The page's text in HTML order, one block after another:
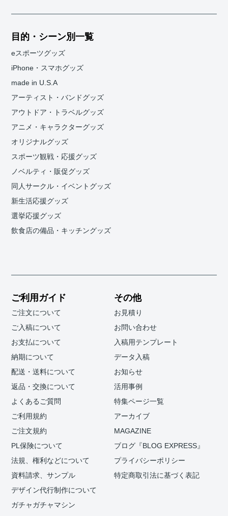
目的・シーン別一覧
eスポーツグッズ
iPhone・スマホグッズ
made in U.S.A
アーティスト・バンドグッズ
アウトドア・トラベルグッズ
アニメ・キャラクターグッズ
オリジナルグッズ
スポーツ観戦・応援グッズ
ノベルティ・販促グッズ
同人サークル・イベントグッズ
新生活応援グッズ
選挙応援グッズ
飲食店の備品・キッチングッズ
ご利用ガイド
ご注文について
ご入稿について
お支払について
納期について
配送・送料について
返品・交換について
よくあるご質問
ご利用規約
ご注文規約
PL保険について
法規、権利などについて
資料請求、サンプル
デザイン代行制作について
ガチャガチャマシン
その他
お見積り
お問い合わせ
入稿用テンプレート
データ入稿
お知らせ
活用事例
特集ページ一覧
アーカイブ
MAGAZINE
ブログ『BLOG EXPRESS』
プライバシーポリシー
特定商取引法に基づく表記